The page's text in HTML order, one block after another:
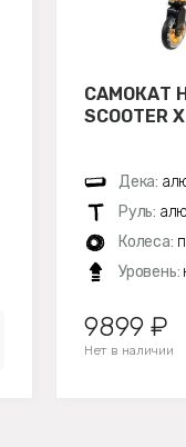
САМОКАТ
SCOOTER
Дека:
Руль:
Колеса:
Уровень:
9899 ₽
Нет в наличии